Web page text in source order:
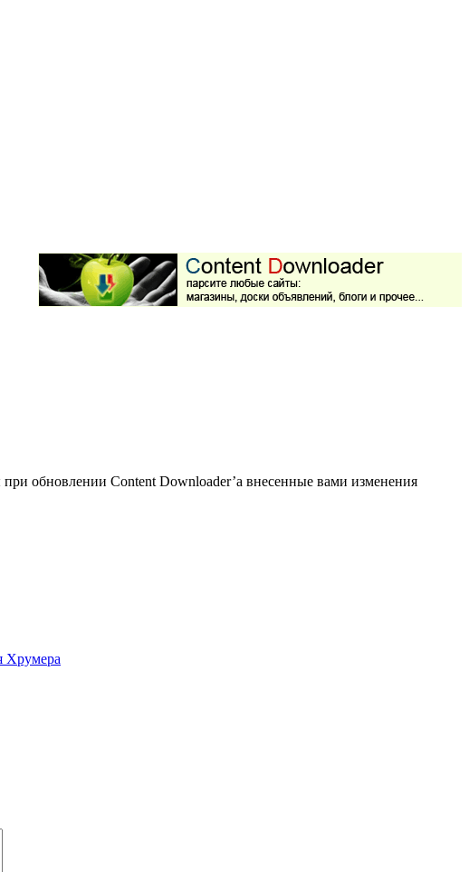
обновлении Content Downloader’а внесенные вами изменения
Хрумера